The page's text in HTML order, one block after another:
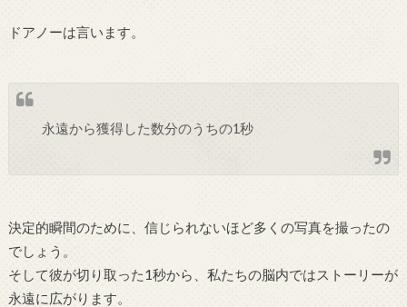
ドアノーは言います。
永遠から獲得した数分のうちの1秒
決定的瞬間のために、信じられないほど多くの写真を撮ったの
でしょう。
そして彼が切り取った1秒から、私たちの脳内ではストーリーが
永遠に広がります。